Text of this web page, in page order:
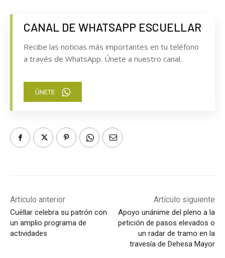
CANAL DE WHATSAPP ESCUELLAR
Recibe las noticias más importantes en tu teléfono
a través de WhatsApp. Únete a nuestro canal.
ÚNETE
Artículo anterior
Cuéllar celebra su patrón con
un amplio programa de
actividades
Artículo siguiente
Apoyo unánime del pleno a la
petición de pasos elevados o
un radar de tramo en la
travesía de Dehesa Mayor